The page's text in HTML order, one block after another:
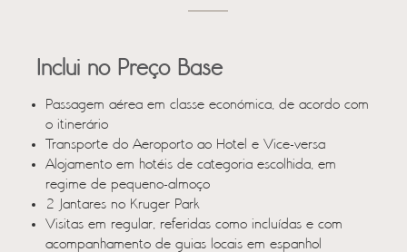
Inclui no Preço Base
Passagem aérea em classe económica, de acordo com
o itinerário
Transporte do Aeroporto ao Hotel e Vice-versa
Alojamento em hotéis de categoria escolhida, em
regime de pequeno-almoço
2 Jantares no Kruger Park
Visitas em regular, referidas como incluídas e com
acompanhamento de guias locais em espanhol